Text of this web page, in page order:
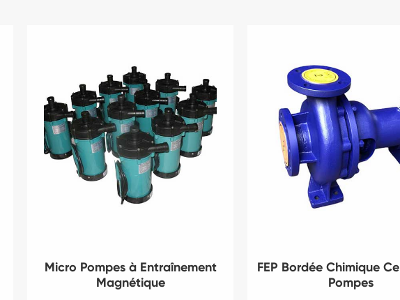
Micro Pompes à Entraînement
Magnétique
FEP Bordée Chimique
Pompes